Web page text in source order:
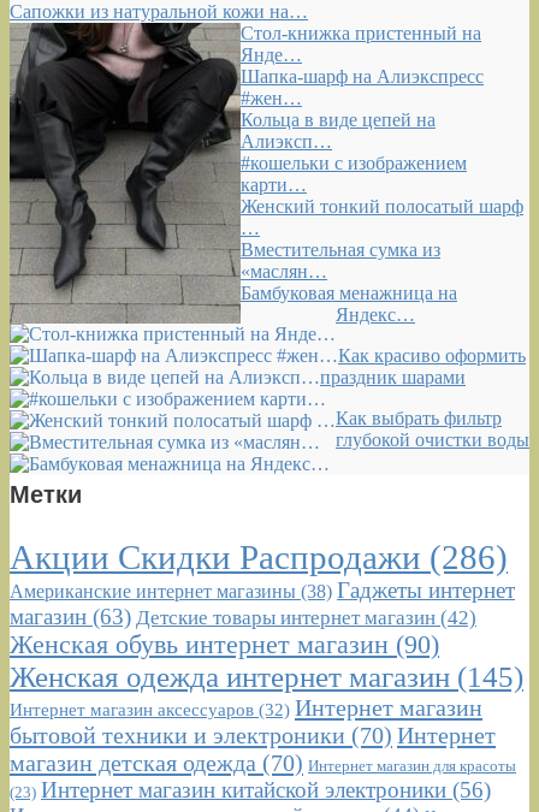
Сапожки из натуральной кожи на…
Стол-книжка пристенный на
Янде…
Шапка-шарф на Алиэкспресс
#жен…
Кольца в виде цепей на
Алиэксп…
#кошельки с изображением
карти…
Женский тонкий полосатый шарф
…
Вместительная сумка из
«маслян…
Бамбуковая менажница на
Яндекс…
Как красиво оформить
праздник шарами
Как выбрать фильтр
глубокой очистки воды
Метки
Акции Скидки Распродажи (286)
Американские интернет магазины (38) Гаджеты интернет
магазин (63) Детские товары интернет магазин (42)
Женская обувь интернет магазин (90)
Женская одежда интернет магазин (145)
Интернет магазин аксессуаров (32) Интернет магазин
бытовой техники и электроники (70) Интернет
магазин детская одежда (70) Интернет магазин для красоты
(23) Интернет магазин китайской электроники (56)